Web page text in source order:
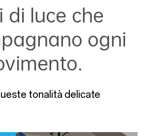
di luce che
ogni
tonalità delicate